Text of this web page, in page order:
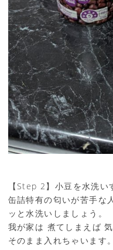
【Step 2】小豆を水洗い
缶詰特有の匂いが苦手な
ッと水洗いしましょう。
我が家は 煮てしまえば
そのまま入れちゃいます。